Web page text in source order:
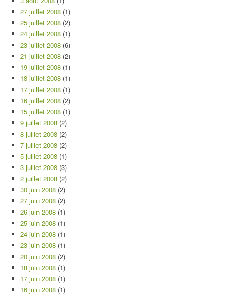
27 juillet 2008 (1)
25 juillet 2008 (2)
24 juillet 2008 (1)
23 juillet 2008 (6)
21 juillet 2008 (2)
19 juillet 2008 (1)
18 juillet 2008 (1)
17 juillet 2008 (1)
16 juillet 2008 (2)
15 juillet 2008 (1)
9 juillet 2008 (2)
8 juillet 2008 (2)
7 juillet 2008 (2)
5 juillet 2008 (1)
3 juillet 2008 (3)
2 juillet 2008 (2)
30 juin 2008 (2)
27 juin 2008 (2)
26 juin 2008 (1)
25 juin 2008 (1)
24 juin 2008 (1)
23 juin 2008 (1)
20 juin 2008 (2)
18 juin 2008 (1)
17 juin 2008 (1)
16 juin 2008 (1)